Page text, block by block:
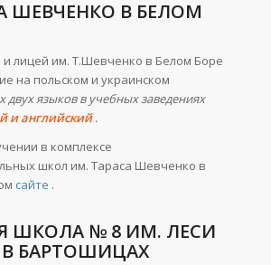
ШЕВЧЕНКО В БЕЛОМ
лицей им. Т.Шевченко в Белом Боре
на польском и украинском
двух языков в учебных заведениях
и английский.
в комплексе
школ им. Тараса Шевченко в
сайте .
ШКОЛА № 8 ИМ. ЛЕСИ
БАРТОШИЦАХ